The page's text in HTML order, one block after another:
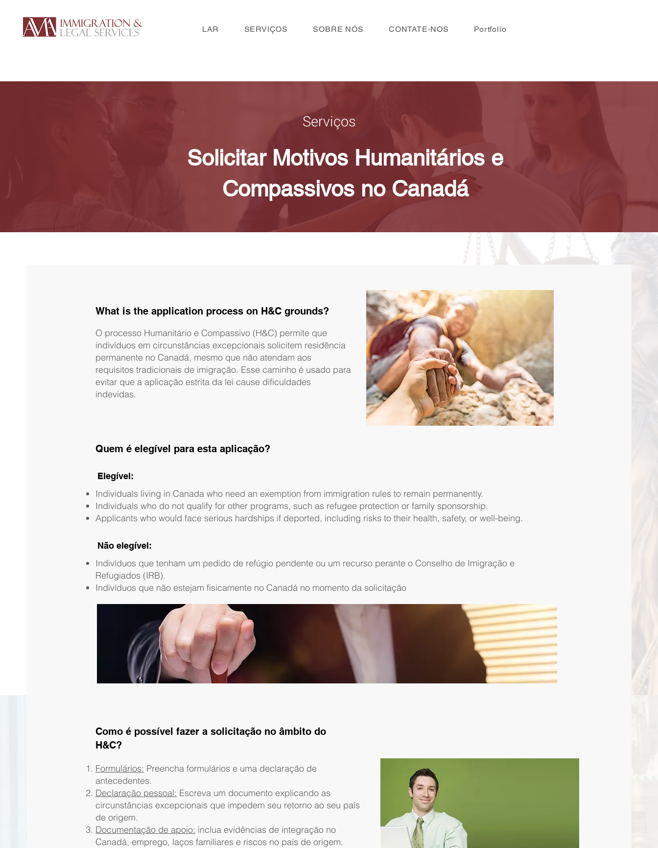
LAR SERVIÇOS SOBRE NÓS CONTATE-NOS Portfolio
Serviços
Solicitar Motivos Humanitários e
Compassivos no Canadá
What is the application process on H&C grounds?
O processo Humanitário e Compassivo (H&C) permite que
indivíduos em circunstâncias excepcionais solicitem residência
permanente no Canadá, mesmo que não atendam aos
requisitos tradicionais de imigração. Esse caminho é usado para
evitar que a aplicação estrita da lei cause dificuldades
indevidas.
Quem é elegível para esta aplicação?
Elegível:
Individuals living in Canada who need an exemption from immigration rules to remain permanently.
Individuals who do not qualify for other programs, such as refugee protection or family sponsorship.
Applicants who would face serious hardships if deported, including risks to their health, safety, or well-being.
Não elegível:
Indivíduos que tenham um pedido de refúgio pendente ou um recurso perante o Conselho de Imigração e
Refugiados (IRB).
Indivíduos que não estejam fisicamente no Canadá no momento da solicitação
Como é possível fazer a solicitação no âmbito do
H&C?
Formulários: Preencha formulários e uma declaração de
antecedentes.
Declaração pessoal: Escreva um documento explicando as
circunstâncias excepcionais que impedem seu retorno ao seu país
de origem.
Documentação de apoio: inclua evidências de integração no
Canadá, emprego, laços familiares e riscos no país de origem.